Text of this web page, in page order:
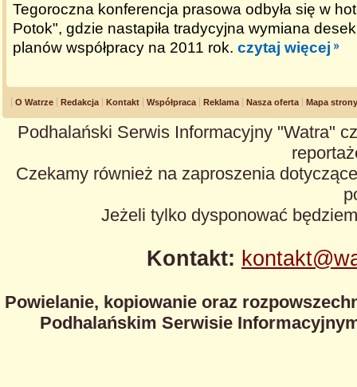
Tegoroczna konferencja prasowa odbyła się w
Potok", gdzie nastapiła tradycyjna wymiana
planów współpracy na 2011 rok. czytaj więcej
O Watrze Redakcja Kontakt Współpraca Reklama Nasza oferta Mapa strony
Podhalański Serwis Informacyjny "Watra"
Czekamy również na zaproszenia
Jeżeli tylko dysponować
Kontakt:
Powielanie, kopiowanie oraz
Podhalańskim Serwisie